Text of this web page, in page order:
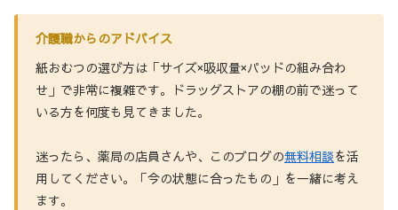
介護職からのアドバイス
紙おむつの選び方は「サイズ×吸収量×パッドの組み合わ
せ」で非常に複雑です。ドラッグストアの棚の前で迷って
いる方を何度も見てきました。
迷ったら、薬局の店員さんや、このブログの無料相談を活
用してください。「今の状態に合ったもの」を一緒に考え
ます。